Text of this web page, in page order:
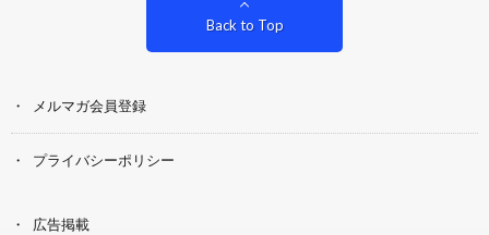
Back to Top
メルマガ会員登録
プライバシーポリシー
広告掲載